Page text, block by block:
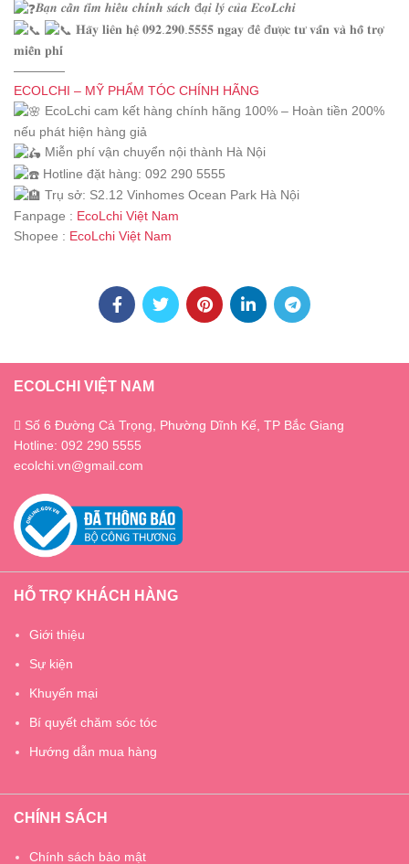
𝑩𝒂̣𝒏 𝒄𝒂̂̀𝒏 𝒕𝒊̀𝒎 𝒉𝒊𝒆̂̉𝒖 𝒄𝒉𝒊́𝒏𝒉 𝒔𝒂́𝒄𝒉 đ𝒂̣𝒊 𝒍𝒚́ 𝒄𝒖̉𝒂 𝑬𝒄𝒐𝑳𝒄𝒉𝒊
𝐇𝐚̃𝐲 𝐥𝐢𝐞̂𝐧 𝐡𝐞̣̂ 𝟎𝟗𝟐.𝟐𝟗𝟎.𝟓𝟓𝟓𝟓 𝐧𝐠𝐚𝐲 đ𝐞̂̉ đ𝐮̛𝐨̛̣𝐜 𝐭𝐮̛ 𝐯𝐚̂́𝐧 𝐯𝐚̀ 𝐡𝐨̂̃ 𝐭𝐫𝐨̛̣
𝐦𝐢𝐞̂̃𝐧 𝐩𝐡𝐢́
————
ECOLCHI – MỸ PHẨM TÓC CHÍNH HÃNG
EcoLchi cam kết hàng chính hãng 100% – Hoàn tiền 200%
nếu phát hiện hàng giả
Miễn phí vận chuyển nội thành Hà Nội
Hotline đặt hàng: 092 290 5555
Trụ sở: S2.12 Vinhomes Ocean Park Hà Nội
Fanpage : EcoLchi Việt Nam
Shopee : EcoLchi Việt Nam
ECOLCHI VIỆT NAM
Số 6 Đường Cả Trọng, Phường Dĩnh Kế, TP Bắc Giang
Hotline: 092 290 5555
ecolchi.vn@gmail.com
HỖ TRỢ KHÁCH HÀNG
Giới thiệu
Sự kiện
Khuyến mại
Bí quyết chăm sóc tóc
Hướng dẫn mua hàng
CHÍNH SÁCH
Chính sách bảo mật